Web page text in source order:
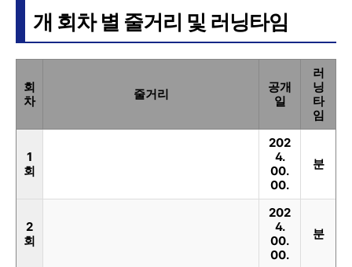
개 회차 별 줄거리 및 러닝타임
회
차
줄거리
공개
일
러
닝
타
임
1
회
202
4.
00.
00.
분
2
회
202
4.
00.
00.
분